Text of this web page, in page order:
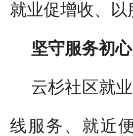
就业促增收、
坚守服务初
云杉社区就
线服务、就近